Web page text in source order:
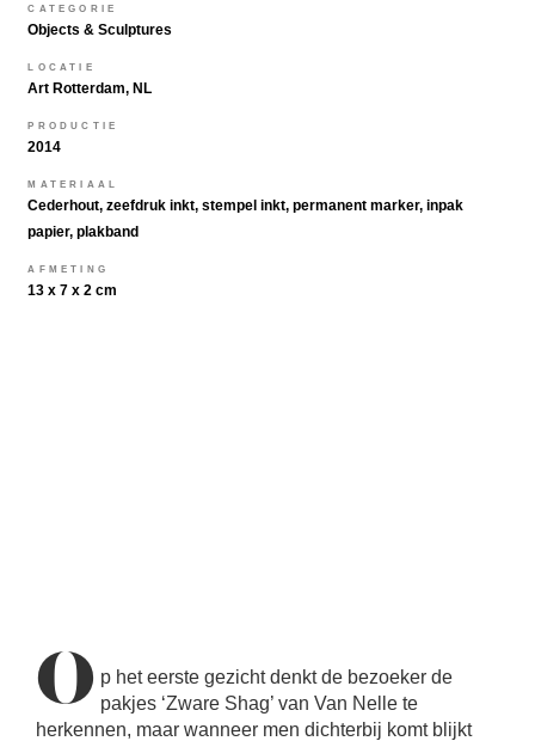
CATEGORIE
Objects & Sculptures
LOCATIE
Art Rotterdam, NL
PRODUCTIE
2014
MATERIAAL
Cederhout, zeefdruk inkt, stempel inkt, permanent marker, inpak
papier, plakband
AFMETING
13 x 7 x 2 cm
O p het eerste gezicht denkt de bezoeker de
pakjes ‘Zware Shag’ van Van Nelle te
herkennen, maar wanneer men dichterbij komt blijkt